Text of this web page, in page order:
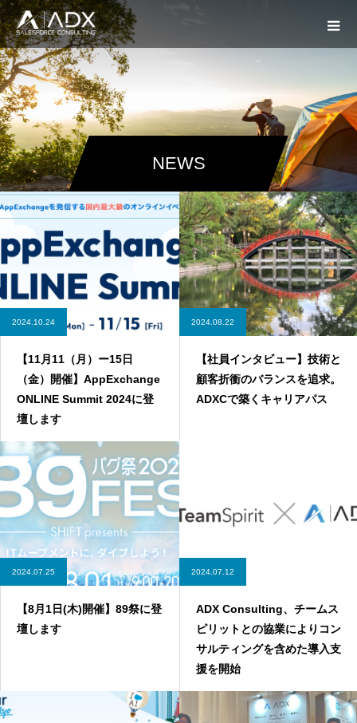
NEWS
2024.10.24
【11月11（月）ー15日
（金）開催】AppExchange
ONLINE Summit 2024に登
壇します
2024.08.22
【社員インタビュー】技術と
顧客折衝のバランスを追求。
ADXCで築くキャリアパス
2024.07.25
【8月1日(木)開催】89祭に登
壇します
2024.07.12
ADX Consulting、チームス
ピリットとの協業によりコン
サルティングを含めた導入支
援を開始